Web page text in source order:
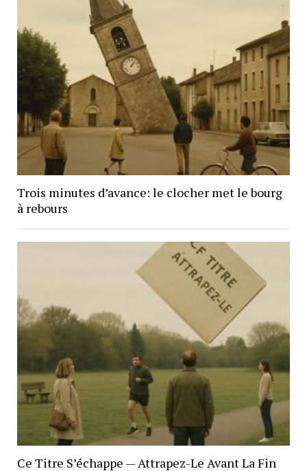
Trois minutes d’avance: le clocher met le bourg
à rebours
Ce Titre S’échappe — Attrapez-Le Avant La Fin